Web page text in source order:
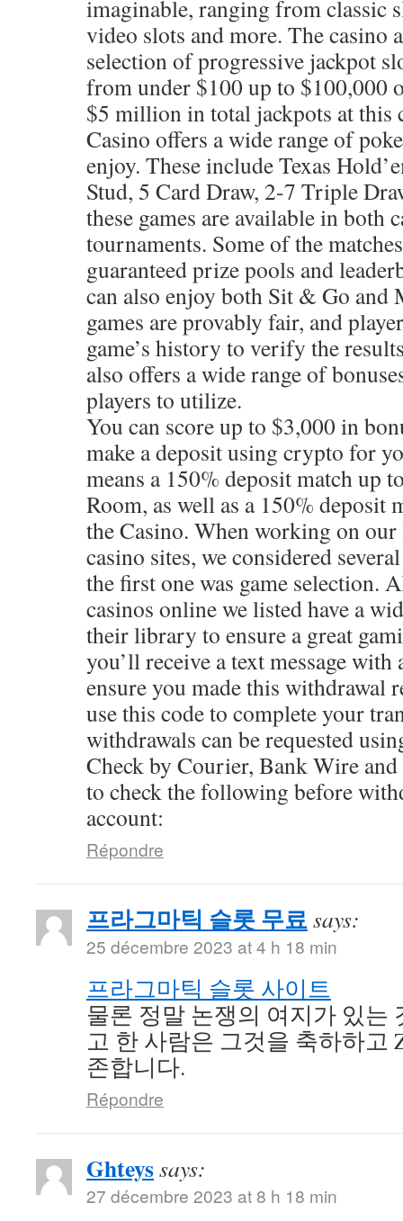
imaginable, ranging from classic
video slots and more. The casino
selection of progressive jackpot
from under $100 up to $100,000
$5 million in total jackpots at this
Casino offers a wide range of
enjoy. These include Texas
Stud, 5 Card Draw, 2-7 Triple
these games are available in both
tournaments. Some of the
guaranteed prize pools and
can also enjoy both Sit & Go
games are provably fair, and
game’s history to verify the
also offers a wide range of
players to utilize.
You can score up to $3,000 in
make a deposit using crypto for
means a 150% deposit match up
Room, as well as a 150% deposit
the Casino. When working on
casino sites, we considered
the first one was game selection.
casinos online we listed have a
their library to ensure a great
you’ll receive a text message
ensure you made this withdrawal
use this code to complete your
withdrawals can be requested
Check by Courier, Bank Wire
to check the following before
account:
Répondre
프라그마틱 슬롯 무료says:
25 décembre 2023 at 4 h 18 min
프라그마틱 슬롯 사이트
물론 정말 논쟁의 여지가 있는
고 한 사람은 그것을 축하하고
존합니다.
Répondre
Ghteyssays:
27 décembre 2023 at 8 h 18 min